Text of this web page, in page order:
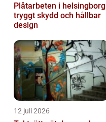
Plåtarbeten i helsingborg
tryggt skydd och hållbar
design
12 juli 2026